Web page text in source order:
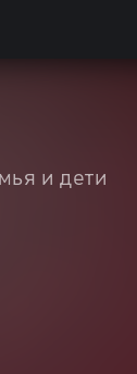
и дети